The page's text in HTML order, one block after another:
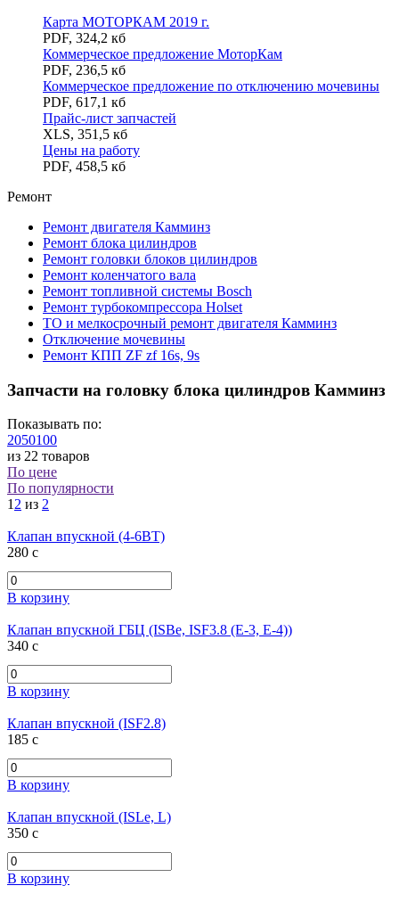
Карта МОТОРКАМ 2019 г.
PDF, 324,2 кб
Коммерческое предложение МоторКам
PDF, 236,5 кб
Коммерческое предложение по отключению мочевины
PDF, 617,1 кб
Прайс-лист запчастей
XLS, 351,5 кб
Цены на работу
PDF, 458,5 кб
Ремонт
Ремонт двигателя Камминз
Ремонт блока цилиндров
Ремонт головки блоков цилиндров
Ремонт коленчатого вала
Ремонт топливной системы Bosch
Ремонт турбокомпрессора Holset
ТО и мелкосрочный ремонт двигателя Камминз
Отключение мочевины
Ремонт КПП ZF zf 16s, 9s
Запчасти на головку блока цилиндров Камминз
Показывать по:
2050100
из 22 товаров
По цене
По популярности
1 2 из 2
Клапан впускной (4-6ВТ)
280 c
В корзину
Клапан впускной ГБЦ (ISBe, ISF3.8 (E-3, E-4))
340 c
В корзину
Клапан впускной (ISF2.8)
185 c
В корзину
Клапан впускной (ISLe, L)
350 c
В корзину